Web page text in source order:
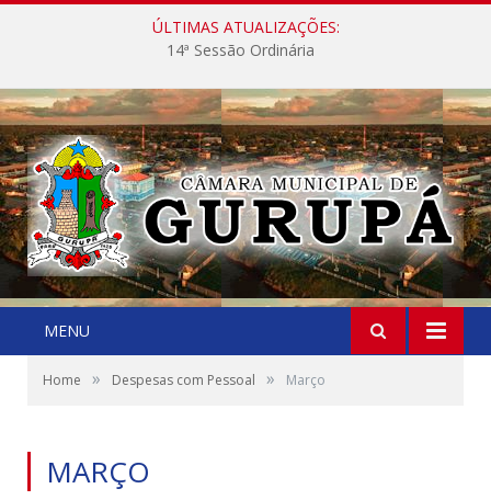
ÚLTIMAS ATUALIZAÇÕES:
14ª Sessão Ordinária
MENU
Home » Despesas com Pessoal » Março
MARÇO